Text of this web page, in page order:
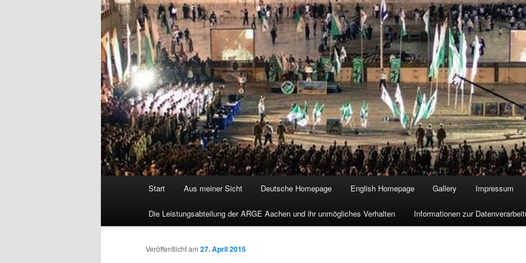
Start Aus meiner Sicht Deutsche Homepage English Homepage Gallery Impressum
Die Leistungsabteilung der ARGE Aachen und ihr unmögliches Verhalten Informationen zur
Veröffentlicht am 27. April 2015